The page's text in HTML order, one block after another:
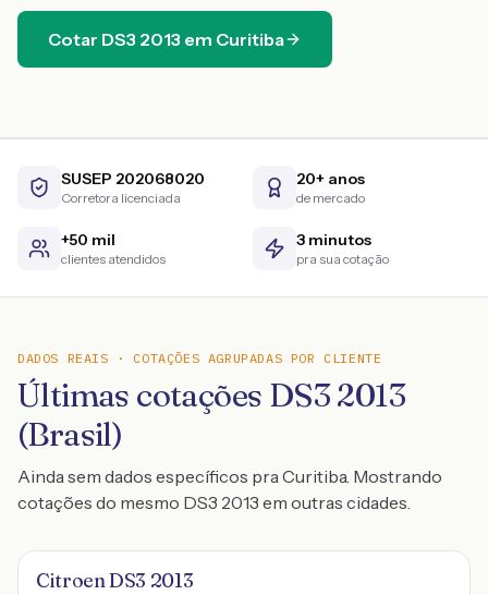
Cotar DS3 2013 em Curitiba
SUSEP 202068020
Corretora licenciada
20+ anos
de mercado
+50 mil
clientes atendidos
3 minutos
pra sua cotação
DADOS REAIS · COTAÇÕES AGRUPADAS POR CLIENTE
Últimas cotações DS3 2013
(Brasil)
Ainda sem dados específicos pra Curitiba. Mostrando
cotações do mesmo DS3 2013 em outras cidades.
Citroen DS3 2013